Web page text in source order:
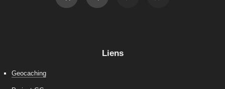
Liens
Geocaching